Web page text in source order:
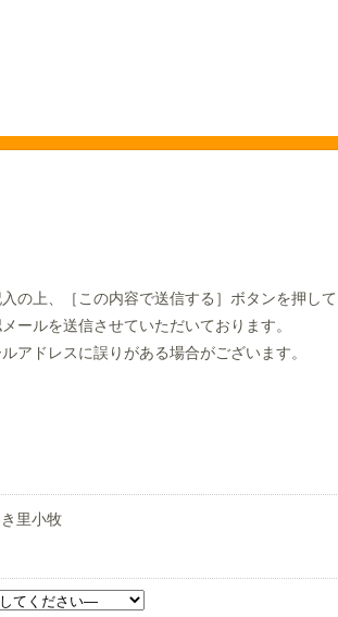
の上、［この内容で送信する］ボタンを押し
ールを送信させていただいております。
アドレスに誤りがある場合がございます。
里小牧